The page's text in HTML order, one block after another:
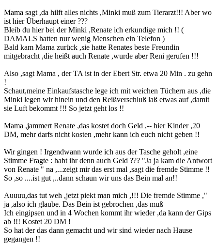
Mama sagt ,da hilft alles nichts ,Minki muß zum Tierarzt!!! Aber wo
ist hier Überhaupt einer ???
Bleib du hier bei der Minki ,Renate ich erkundige mich !! (
DAMALS hatten nur wenig Menschen ein Telefon )
Bald kam Mama zurück ,sie hatte Renates beste Freundin
mitgebracht ,die heißt auch Renate ,wurde aber Reni gerufen !!!
Also ,sagt Mama , der TA ist in der Ebert Str. etwa 20 Min . zu gehn
!
Schaut,meine Einkaufstasche lege ich mit weichen Tüchern aus ,die
Minki legen wir hinein und den Reißverschluß laß etwas auf ,damit
sie Luft bekommt !!! So jetzt geht los !!
Mama ,jammert Renate ,das kostet doch Geld ,-- hier Kinder ,20
DM, mehr darfs nicht kosten ,mehr kann ich euch nicht geben !!
Wir gingen ! Irgendwann wurde ich aus der Tasche geholt ,eine
Stimme Fragte : habt ihr denn auch Geld ??? "Ja ja kam die Antwort
von Renate " na ,...zeigt mir das erst mal ,sagt die fremde Stimme !!
So ,so ....ist gut ,..dann schaun wir uns das Bein mal an!!
Auuuu,das tut weh ,jetzt piekt man mich ,!!! Die fremde Stimme ,"
ja ,also ich glaube. Das Bein ist gebrochen ,das muß
Ich eingipsen und in 4 Wochen kommt ihr wieder ,da kann der Gips
ab !!! Kostet 20 DM !
So hat der das dann gemacht und wir sind wieder nach Hause
gegangen !!